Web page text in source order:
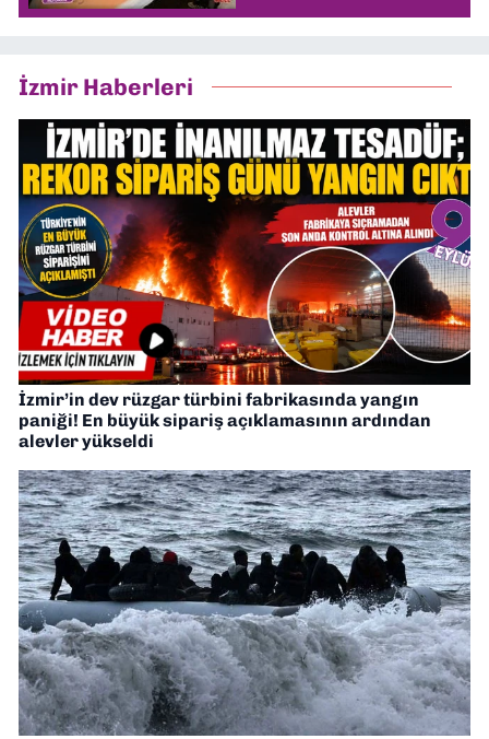
İzmir Haberleri
İzmir’in dev rüzgar türbini fabrikasında yangın
paniği! En büyük sipariş açıklamasının ardından
alevler yükseldi